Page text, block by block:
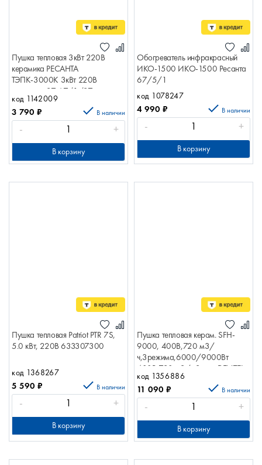
Пушка тепловая 3кВт 220В
керамика РЕСАНТА
ТЭПК-3000К 3кВт 220В
керамика 27 67/1/27
код 1142009
3 790 ₽ В наличии
- +
В корзину
Обогреватель инфракрасный
ИКО-1500 ИКО-1500 Ресанта
67/5/1
код 1078247
4 990 ₽ В наличии
- +
В корзину
Пушка тепловая Patriot PTR 7S,
5.0 кВт, 220В 633307300
код 1368267
5 590 ₽ В наличии
- +
В корзину
Пушка тепловая керам. SFH-
9000, 400В,720 м3/
ч,3режима,6000/9000Вт
400В,720 м3/ч,3реж. DENZEL
96439
код 1356886
11 090 ₽ В наличии
- +
В корзину